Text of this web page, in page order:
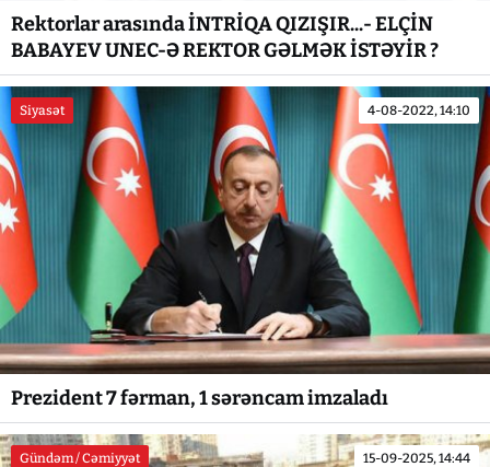
Rektorlar arasında İNTRİQA QIZIŞIR...- ELÇİN
BABAYEV UNEC-Ə REKTOR GƏLMƏK İSTƏYİR ?
Siyasət 4-08-2022, 14:10
Prezident 7 fərman, 1 sərəncam imzaladı
Gündəm / Cəmiyyət 15-09-2025, 14:44